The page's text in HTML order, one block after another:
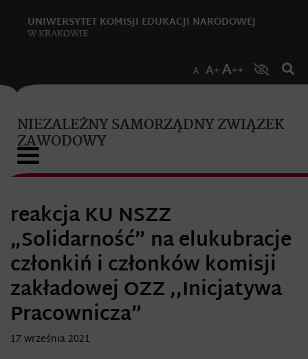
UNIWERSYTET KOMISJI EDUKACJI NARODOWEJ
W KRAKOWIE
NIEZALEŻNY SAMORZĄDNY ZWIĄZEK
ZAWODOWY
reakcja KU NSZZ
„Solidarność” na elukubracje
członkiń i członków komisji
zakładowej OZZ ,,Inicjatywa
Pracownicza”
17 września 2021